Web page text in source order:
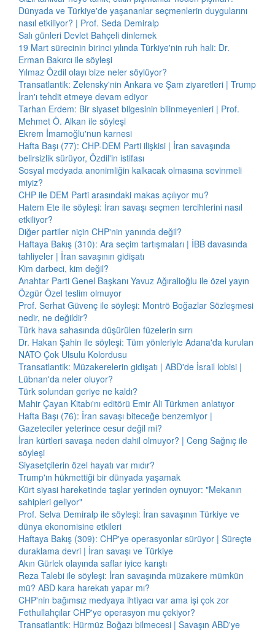
Dünyada ve Türkiye'de yaşananlar seçmenlerin duygularını
nasıl etkiliyor? | Prof. Seda Demiralp
Salı günleri Devlet Bahçeli dinlemek
19 Mart sürecinin birinci yılında Türkiye'nin ruh hali: Dr.
Erman Bakırcı ile söyleşi
Yılmaz Özdil olayı bize neler söylüyor?
Transatlantik: Zelensky'nin Ankara ve Şam ziyaretleri | Trump
İran'ı tehdit etmeye devam ediyor
Tarhan Erdem: Bir siyaset bilgesinin bilinmeyenleri | Prof.
Mehmet Ö. Alkan ile söyleşi
Ekrem İmamoğlu'nun karnesi
Hafta Başı (77): CHP-DEM Parti ilişkisi | İran savaşında
belirsizlik sürüyor, Özdil'in istifası
Sosyal medyada anonimliğin kalkacak olmasına sevinmeli
miyiz?
CHP ile DEM Parti arasındaki makas açılıyor mu?
Hatem Ete ile söyleşi: İran savaşı seçmen tercihlerini nasıl
etkiliyor?
Diğer partiler niçin CHP'nin yanında değil?
Haftaya Bakış (310): Ara seçim tartışmaları | İBB davasında
tahliyeler | İran savaşının gidişatı
Kim darbeci, kim değil?
Anahtar Parti Genel Başkanı Yavuz Ağıralioğlu ile özel yayın
Özgür Özel teslim olmuyor
Prof. Serhat Güvenç ile söyleşi: Montrö Boğazlar Sözleşmesi
nedir, ne değildir?
Türk hava sahasında düşürülen füzelerin sırrı
Dr. Hakan Şahin ile söyleşi: Tüm yönleriyle Adana'da kurulan
NATO Çok Ulsulu Kolordusu
Transatlantik: Müzakerelerin gidişatı | ABD'de İsrail lobisi |
Lübnan'da neler oluyor?
Türk solundan geriye ne kaldı?
Mahir Çayan Kitabı'nı editörü Emir Ali Türkmen anlatıyor
Hafta Başı (76): İran savaşı biteceğe benzemiyor |
Gazeteciler yeterince cesur değil mi?
İran kürtleri savaşa neden dahil olmuyor? | Ceng Sağnıç ile
söyleşi
Siyasetçilerin özel hayatı var mıdır?
Trump'ın hükmettiği bir dünyada yaşamak
Kürt siyasi hareketinde taşlar yerinden oynuyor: "Mekanın
sahipleri geliyor"
Prof. Selva Demiralp ile söyleşi: İran savaşının Türkiye ve
dünya ekonomisine etkileri
Haftaya Bakış (309): CHP'ye operasyonlar sürüyor | Süreçte
duraklama devri | İran savaşı ve Türkiye
Akın Gürlek olayında saflar iyice karıştı
Reza Talebi ile söyleşi: İran savaşında müzakere mümkün
mü? ABD kara harekatı yapar mı?
CHP'nin bağımsız medyaya ihtiyacı var ama işi çok zor
Fethullahçılar CHP'ye operasyon mu çekiyor?
Transatlantik: Hürmüz Boğazı bilmecesi | Savaşın ABD'ye